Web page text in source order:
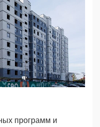
программ и